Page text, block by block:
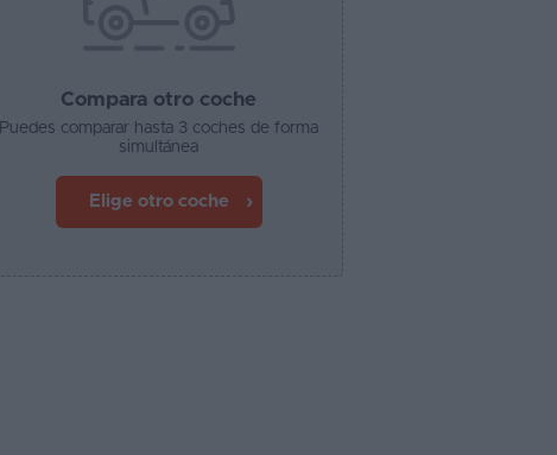
Compara otro coche
Puedes comparar hasta 3 coches de forma
simultánea
Elige otro coche